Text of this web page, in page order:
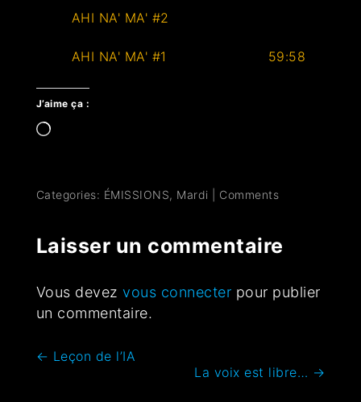
AHI NA' MA' #2
AHI NA' MA' #1 59:58
J’aime ça :
Categories: ÉMISSIONS, Mardi Comments
Laisser un commentaire
Vous devezvous connecter pour publier
un commentaire.
← Leçon de l’IA
La voix est libre… →